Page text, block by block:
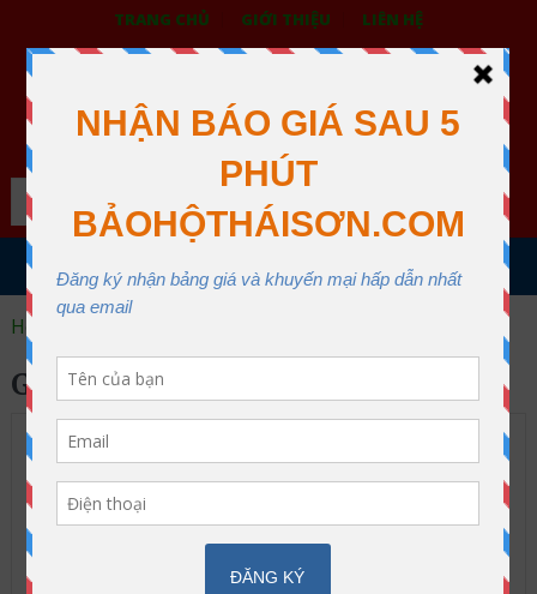
TRANG CHỦ GIỚI THIỆU LIÊN HỆ
BẢO HỘ LAO ĐỘNG THÁI SƠN
XƯỞNG MAY THÁI SƠN QUẬN 12
Search
MENU
Home
GIÀY ASIA